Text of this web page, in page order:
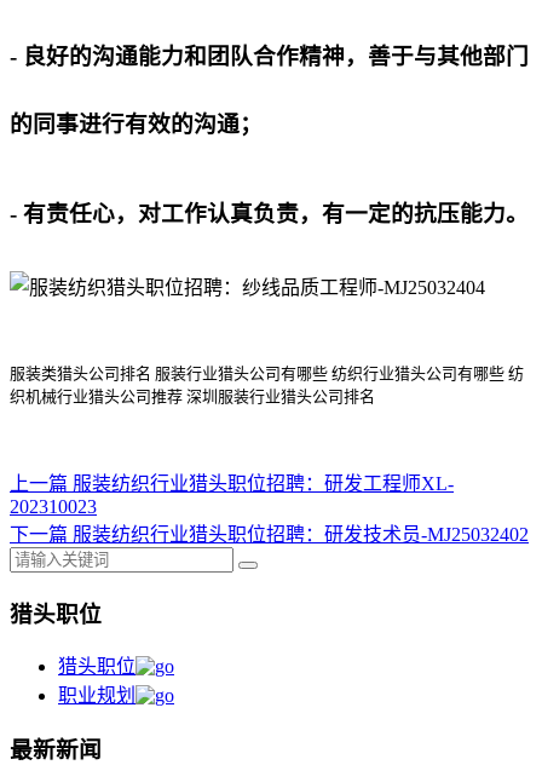
- 良好的沟通能力和团队合作精神，善于与其他部门
的同事进行有效的沟通；
- 有责任心，对工作认真负责，有一定的抗压能力。
服装类猎头公司排名 服装行业猎头公司有哪些 纺织行业猎头公司有哪些 纺
织机械行业猎头公司推荐 深圳服装行业猎头公司排名
上一篇 服装纺织行业猎头职位招聘：研发工程师XL-
202310023
下一篇 服装纺织行业猎头职位招聘：研发技术员-MJ25032402
猎头职位
猎头职位
职业规划
最新新闻